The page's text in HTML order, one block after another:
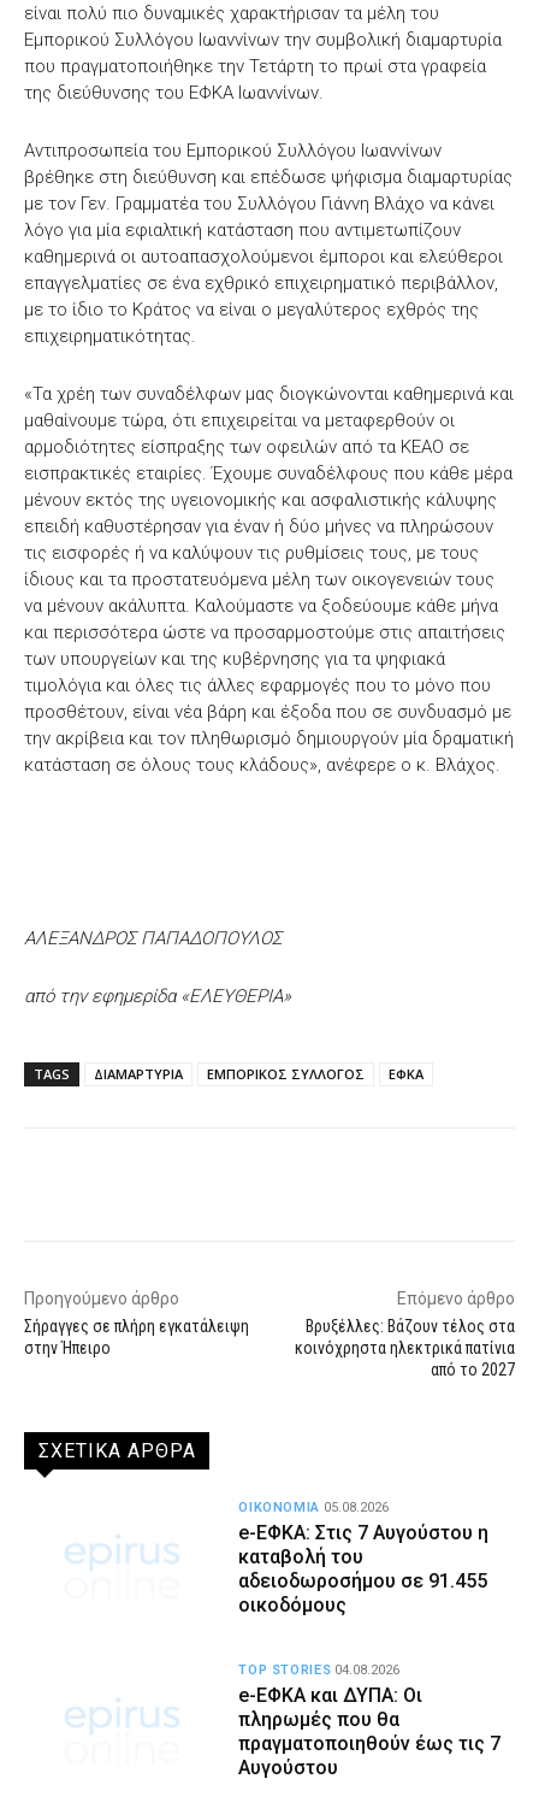
είναι πολύ πιο δυναμικές χαρακτήρισαν τα μέλη του
Εμπορικού Συλλόγου Ιωαννίνων την συμβολική διαμαρτυρία
που πραγματοποιήθηκε την Τετάρτη το πρωί στα γραφεία
της διεύθυνσης του ΕΦΚΑ Ιωαννίνων.
Αντιπροσωπεία του Εμπορικού Συλλόγου Ιωαννίνων
βρέθηκε στη διεύθυνση και επέδωσε ψήφισμα διαμαρτυρίας
με τον Γεν. Γραμματέα του Συλλόγου Γιάννη Βλάχο να κάνει
λόγο για μία εφιαλτική κατάσταση που αντιμετωπίζουν
καθημερινά οι αυτοαπασχολούμενοι έμποροι και ελεύθεροι
επαγγελματίες σε ένα εχθρικό επιχειρηματικό περιβάλλον,
με το ίδιο το Κράτος να είναι ο μεγαλύτερος εχθρός της
επιχειρηματικότητας.
«Τα χρέη των συναδέλφων μας διογκώνονται καθημερινά και
μαθαίνουμε τώρα, ότι επιχειρείται να μεταφερθούν οι
αρμοδιότητες είσπραξης των οφειλών από τα ΚΕΑΟ σε
εισπρακτικές εταιρίες. Έχουμε συναδέλφους που κάθε μέρα
μένουν εκτός της υγειονομικής και ασφαλιστικής κάλυψης
επειδή καθυστέρησαν για έναν ή δύο μήνες να πληρώσουν
τις εισφορές ή να καλύψουν τις ρυθμίσεις τους, με τους
ίδιους και τα προστατευόμενα μέλη των οικογενειών τους
να μένουν ακάλυπτα. Καλούμαστε να ξοδεύουμε κάθε μήνα
και περισσότερα ώστε να προσαρμοστούμε στις απαιτήσεις
των υπουργείων και της κυβέρνησης για τα ψηφιακά
τιμολόγια και όλες τις άλλες εφαρμογές που το μόνο που
προσθέτουν, είναι νέα βάρη και έξοδα που σε συνδυασμό με
την ακρίβεια και τον πληθωρισμό δημιουργούν μία δραματική
κατάσταση σε όλους τους κλάδους», ανέφερε ο κ. Βλάχος.
ΑΛΕΞΑΝΔΡΟΣ ΠΑΠΑΔΟΠΟΥΛΟΣ
από την εφημερίδα «ΕΛΕΥΘΕΡΙΑ»
TAGS ΔΙΑΜΑΡΤΥΡΙΑ ΕΜΠΟΡΙΚΟΣ ΣΥΛΛΟΓΟΣ ΕΦΚΑ
Προηγούμενο άρθρο
Σήραγγες σε πλήρη εγκατάλειψη
στην Ήπειρο
Επόμενο άρθρο
Βρυξέλλες: Βάζουν τέλος στα
κοινόχρηστα ηλεκτρικά πατίνια
από το 2027
ΣΧΕΤΙΚΑ ΑΡΘΡΑ
e-ΕΦΚΑ: Στις 7 Αυγούστου η
καταβολή του
αδειοδωροσήμου σε 91.455
οικοδόμους
ΟΙΚΟΝΟΜΙΑ 05.08.2026
e-ΕΦΚΑ και ΔΥΠΑ: Οι
πληρωμές που θα
πραγματοποιηθούν έως τις 7
Αυγούστου
TOP STORIES 04.08.2026